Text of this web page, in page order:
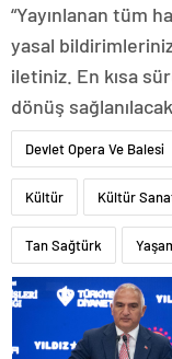
“Yayınlanan tüm
yasal
iletiniz. En kısa
dönüş
Devlet Opera Ve Balesi
Kültür Kültür
Tan Sağtürk